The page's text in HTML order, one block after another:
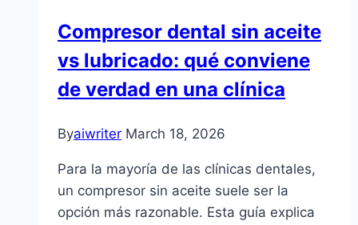
Compresor dental sin aceite
vs lubricado: qué conviene
de verdad en una clínica
Byaiwriter March 18, 2026
Para la mayoría de las clínicas dentales,
un compresor sin aceite suele ser la
opción más razonable. Esta guía explica